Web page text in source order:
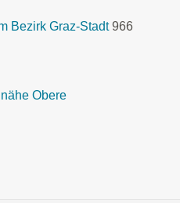
Bezirk Graz-Stadt 966
Obere